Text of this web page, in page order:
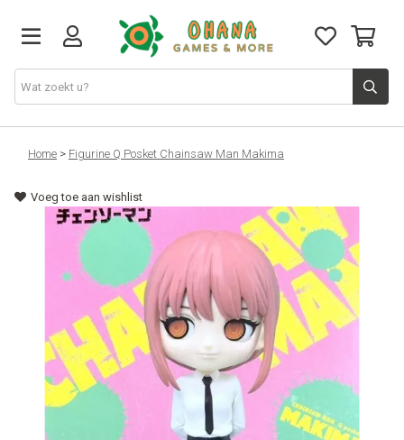
TCG
Merch
PlayStation
Nintendo
Xbox
Home > Figurine Q Posket Chainsaw Man Makima
Voeg toe aan wishlist